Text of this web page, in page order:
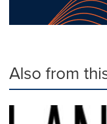
Also from